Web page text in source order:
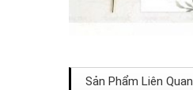
Sản Phẩm Liên Quan